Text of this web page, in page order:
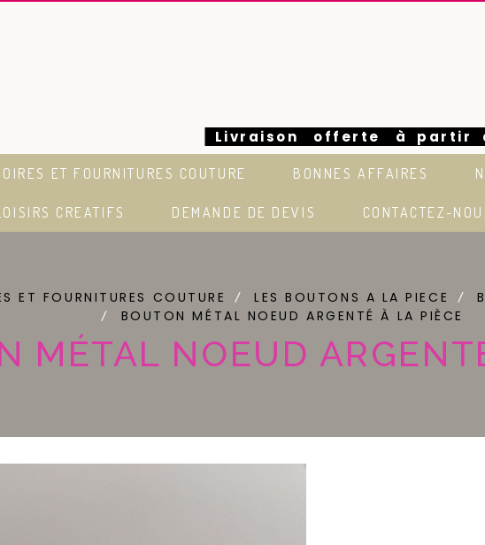
Livraison offerte à partir
euros en France
ET FOURNITURES COUTURE BONNES AFFAIRES
CREATIFS DEMANDE DE DEVIS CONTACTEZ-
ET FOURNITURES COUTURE LES BOUTONS A LA PIECE
BOUTON MÉTAL NOEUD ARGENTÉ À LA PIÈCE
MÉTAL NOEUD